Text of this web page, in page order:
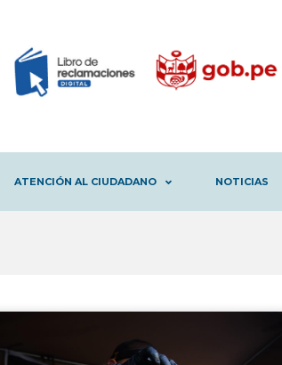
ATENCIÓN AL CIUDADANO NOTICIAS